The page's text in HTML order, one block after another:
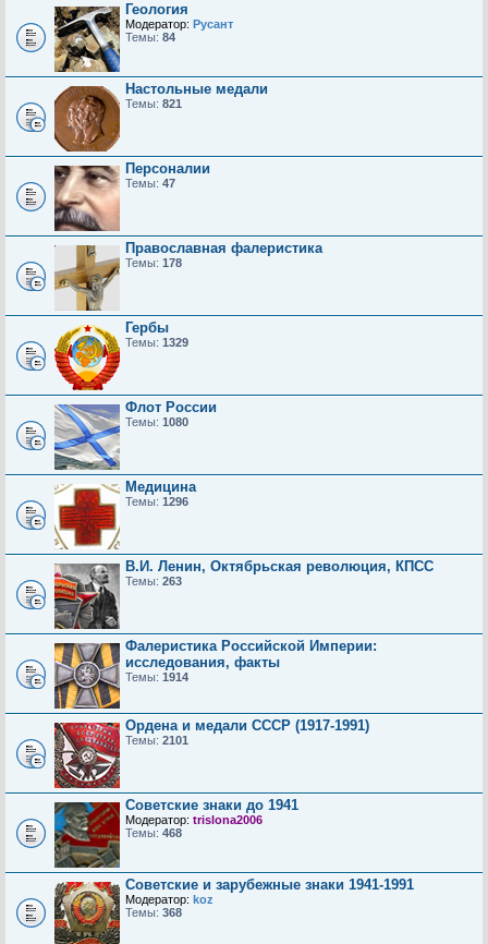
Геология
Модератор: Русант
Темы: 84
Настольные медали
Темы: 821
Персоналии
Темы: 47
Православная фалеристика
Темы: 178
Гербы
Темы: 1329
Флот России
Темы: 1080
Медицина
Темы: 1296
В.И. Ленин, Октябрьская революция, КПСС
Темы: 263
Фалеристика Российской Империи:
исследования, факты
Темы: 1914
Ордена и медали СССР (1917-1991)
Темы: 2101
Советские знаки до 1941
Модератор: trislona2006
Темы: 468
Советские и зарубежные знаки 1941-1991
Модератор: koz
Темы: 368